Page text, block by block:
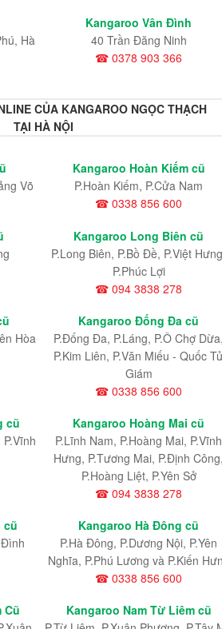
Hà
Kangaroo Vân Đình
40 Trần Đăng Ninh
☎ 0378 903 366
CỦA KANGAROO NGỌC THẠCH
TẠI HÀ NỘI
Võ
Kangaroo Hoàn Kiếm cũ
P.Hoàn Kiếm, P.Cửa Nam
☎ 0338 856 600
Kangaroo Long Biên cũ
P.Long Biên, P.Bồ Đề, P.Việt
P.Phúc Lợi
☎ 094 3838 278
Hòa
Kangaroo Đống Đa cũ
P.Đống Đa, P.Láng, P.Ô Chợ
P.Kim Liên, P.Văn Miếu - Quốc
Giám
☎ 0338 856 600
cũ
Kangaroo Hoàng Mai cũ
P.Lĩnh Nam, P.Hoàng Mai, P.Vĩnh
Hưng, P.Tương Mai, P.Định
P.Hoàng Liệt, P.Yên Sở
☎ 094 3838 278
cũ
Kangaroo Hà Đông cũ
P.Hà Đông, P.Dương Nội, P.Yên
Nghĩa, P.Phú Lương và P.Kiến
☎ 0338 856 600
Cũ
Kangaroo Nam Từ Liêm cũ